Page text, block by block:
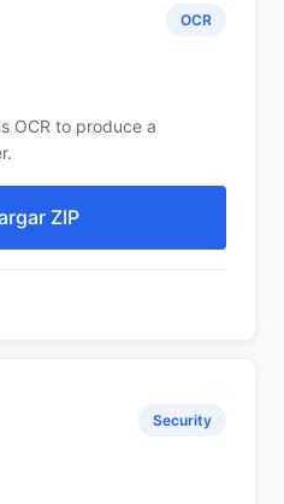
OCR
OCR to produce a
ZIP
Security